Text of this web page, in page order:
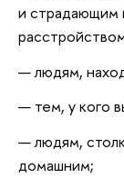
и страдающим
людям,
тем, у кого
людям,
домашним;